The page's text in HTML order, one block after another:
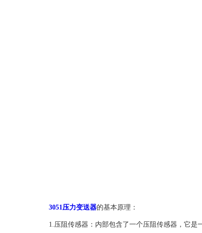
3051压力变送器的基本原理：
1.压阻传感器：内部包含了一个压阻传感器，它是一